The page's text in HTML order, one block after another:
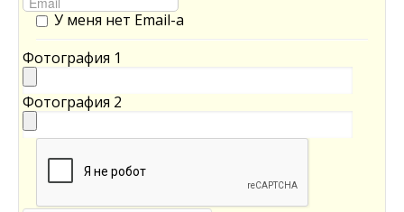
У меня нет Email-а
Фотография 1
Фотография 2